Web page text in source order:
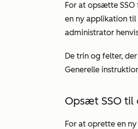
For at opsætte
en ny applikation til
administrator
De trin og felter,
Generelle
Opsæt SSO til
For at oprette en